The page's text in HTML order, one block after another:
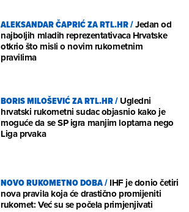
ALEKSANDAR ČAPRIĆ ZA RTL.HR/Jedan od
najboljih mladih reprezentativaca Hrvatske
otkrio što misli o novim rukometnim
pravilima
BORIS MILOŠEVIĆ ZA RTL.HR/Ugledni
hrvatski rukometni sudac objasnio kako je
moguće da se SP igra manjim loptama nego
Liga prvaka
NOVO RUKOMETNO DOBA/IHF je donio četiri
nova pravila koja će drastično promijeniti
rukomet: Već su se počela primjenjivati